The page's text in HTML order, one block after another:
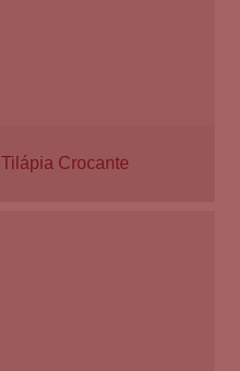
Tilápia Crocante